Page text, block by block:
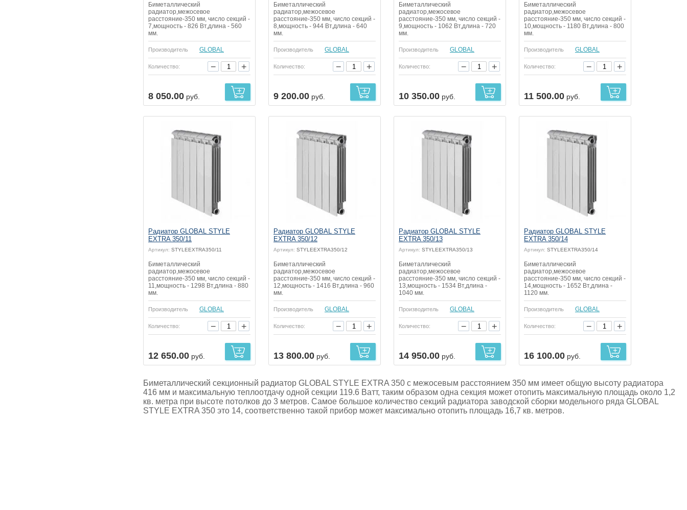
Биметаллический
радиатор,межосевое
расстояние-350 мм, число секций -
7,мощность - 826 Вт,длина - 560
мм.
Производитель GLOBAL
Количество: − +
8 050.00 руб.
Биметаллический
радиатор,межосевое
расстояние-350 мм, число секций -
8,мощность - 944 Вт,длина - 640
мм.
Производитель GLOBAL
Количество: − +
9 200.00 руб.
Биметаллический
радиатор,межосевое
расстояние-350 мм, число секций -
9,мощность - 1062 Вт,длина - 720
мм.
Производитель GLOBAL
Количество: − +
10 350.00 руб.
Биметаллический
радиатор,межосевое
расстояние-350 мм, число секций -
10,мощность - 1180 Вт,длина - 800
мм.
Производитель GLOBAL
Количество: − +
11 500.00 руб.
Радиатор GLOBAL STYLE
EXTRA 350/11
Артикул: STYLEEXTRA350/11
Биметаллический
радиатор,межосевое
расстояние-350 мм, число секций -
11,мощность - 1298 Вт,длина - 880
мм.
Производитель GLOBAL
Количество: − +
12 650.00 руб.
Радиатор GLOBAL STYLE
EXTRA 350/12
Артикул: STYLEEXTRA350/12
Биметаллический
радиатор,межосевое
расстояние-350 мм, число секций -
12,мощность - 1416 Вт,длина - 960
мм.
Производитель GLOBAL
Количество: − +
13 800.00 руб.
Радиатор GLOBAL STYLE
EXTRA 350/13
Артикул: STYLEEXTRA350/13
Биметаллический
радиатор,межосевое
расстояние-350 мм, число секций -
13,мощность - 1534 Вт,длина -
1040 мм.
Производитель GLOBAL
Количество: − +
14 950.00 руб.
Радиатор GLOBAL STYLE
EXTRA 350/14
Артикул: STYLEEXTRA350/14
Биметаллический
радиатор,межосевое
расстояние-350 мм, число секций -
14,мощность - 1652 Вт,длина -
1120 мм.
Производитель GLOBAL
Количество: − +
16 100.00 руб.
Биметаллический секционный радиатор GLOBAL STYLE EXTRA 350 с межосевым расстоянием 350 мм имеет общую высоту радиатора
416 мм и максимальную теплоотдачу одной секции 119.6 Ватт, таким образом одна секция может отопить максимальную площадь около 1,2
кв. метра при высоте потолков до 3 метров. Самое большое количество секций радиатора заводской сборки модельного ряда GLOBAL
STYLE EXTRA 350 это 14, соответственно такой прибор может максимально отопить площадь 16,7 кв. метров.